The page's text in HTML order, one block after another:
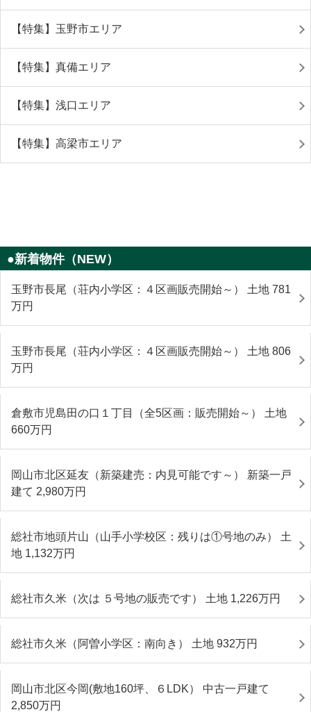
【特集】玉野市エリア
【特集】真備エリア
【特集】浅口エリア
【特集】高梁市エリア
●新着物件（NEW）
玉野市長尾（荘内小学区：４区画販売開始～） 土地 781
万円
玉野市長尾（荘内小学区：４区画販売開始～） 土地 806
万円
倉敷市児島田の口１丁目（全5区画：販売開始～） 土地
660万円
岡山市北区延友（新築建売：内見可能です～） 新築一戸
建て 2,980万円
総社市地頭片山（山手小学校区：残りは①号地のみ） 土
地 1,132万円
総社市久米（次は ５号地の販売です） 土地 1,226万円
総社市久米（阿曽小学区：南向き） 土地 932万円
岡山市北区今岡(敷地160坪、６LDK） 中古一戸建て
2,850万円